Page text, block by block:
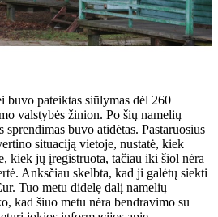
pateiktas siūlymas dėl 260
valstybės žinion. Po šių namelių
buvo atidėtas. Pastaruosius
situaciją vietoje, nustatė, kiek
kiek jų įregistruota, tačiau iki šiol nėra
Anksčiau skelbta, kad ji galėtų siekti
Tuo metu didelę dalį namelių
kad šiuo metu nėra bendravimo su